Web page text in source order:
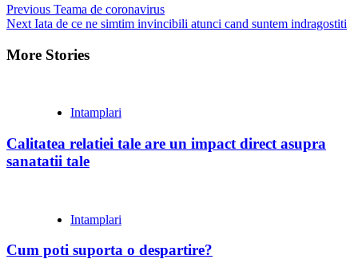
Continue
Reading
Previous Teama de coronavirus
Next Iata de ce ne simtim invincibili atunci cand suntem indragostiti
More Stories
Intamplari
Calitatea relatiei tale are un impact direct asupra
sanatatii tale
Intamplari
Cum poti suporta o despartire?